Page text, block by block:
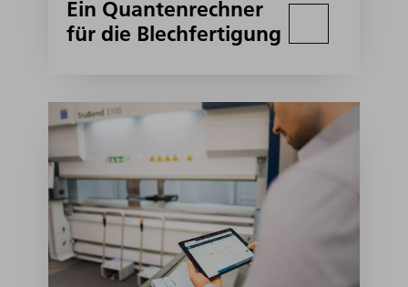
Ein Quantenrechner
für die Blechfertigung